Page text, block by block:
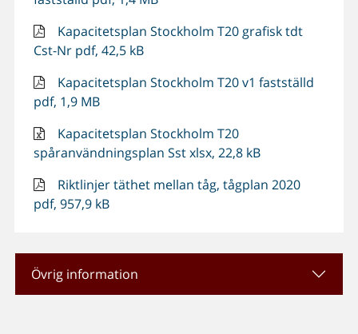
Kapacitetsplan Stockholm T20 grafisk tdt
Cst-Nr pdf, 42,5 kB
Kapacitetsplan Stockholm T20 v1 fastställd
pdf, 1,9 MB
Kapacitetsplan Stockholm T20
spåranvändningsplan Sst xlsx, 22,8 kB
Riktlinjer täthet mellan tåg, tågplan 2020
pdf, 957,9 kB
Övrig information